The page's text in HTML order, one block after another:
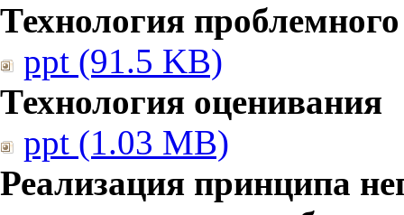
Технология
ppt (91.5 KB)
Технология оценивания
ppt (1.03 MB)
Реализация принципа